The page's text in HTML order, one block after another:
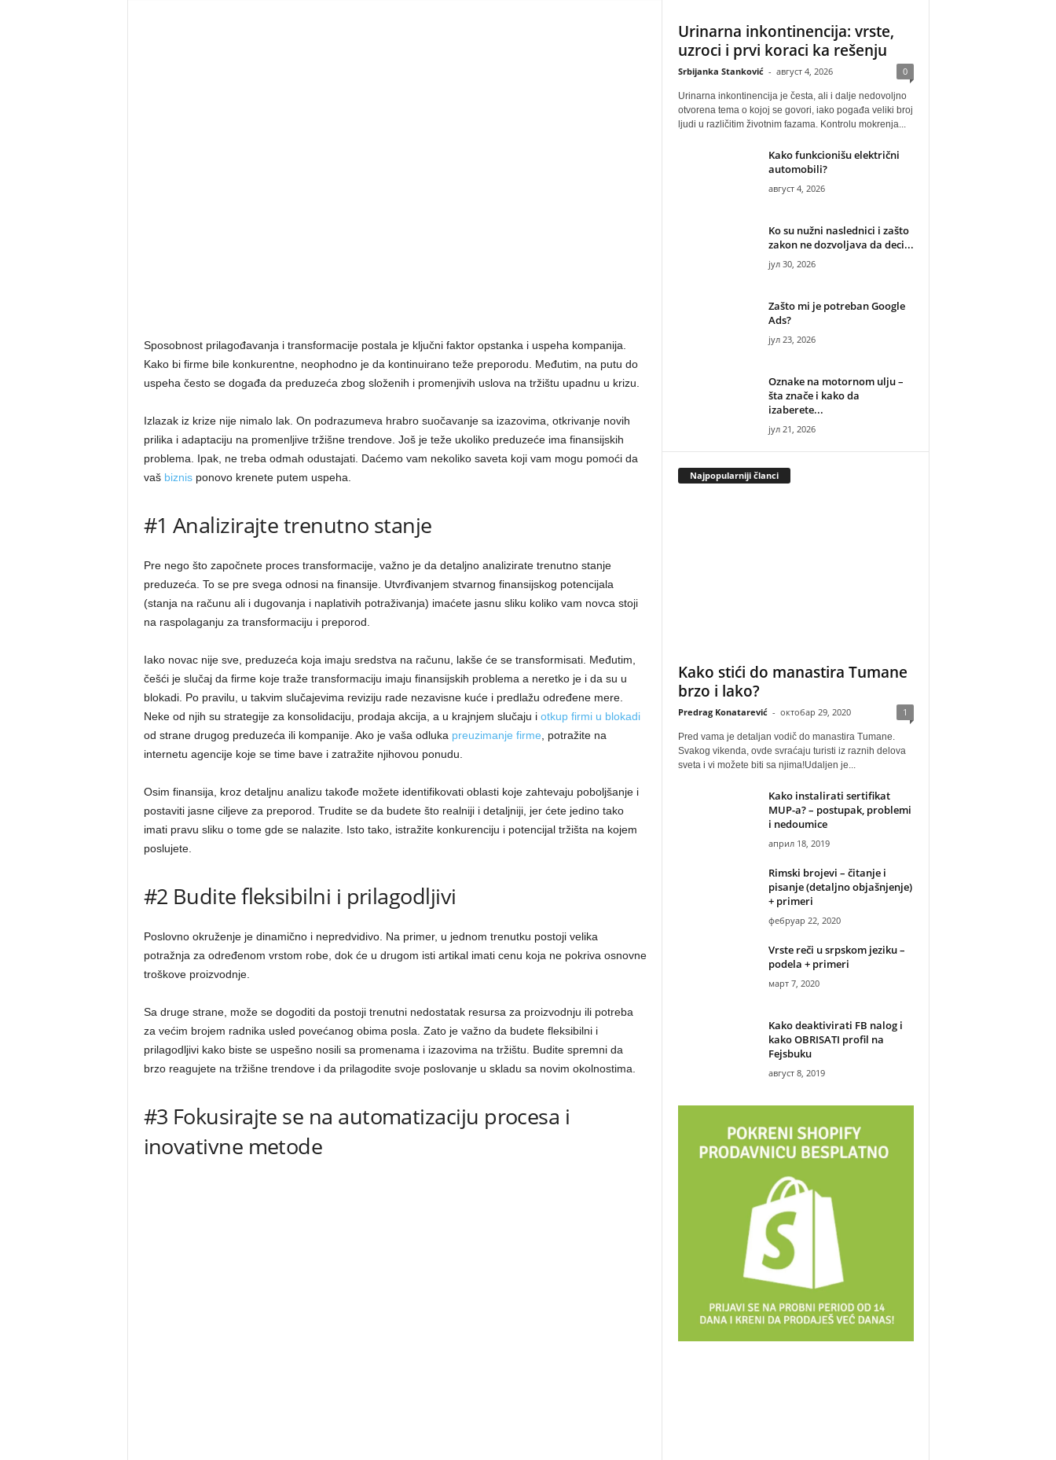
Sposobnost prilagođavanja i transformacije postala je ključni faktor opstanka i uspeha kompanija.
Kako bi firme bile konkurentne, neophodno je da kontinuirano teže preporodu. Međutim, na putu do
uspeha često se događa da preduzeća zbog složenih i promenjivih uslova na tržištu upadnu u krizu.
Izlazak iz krize nije nimalo lak. On podrazumeva hrabro suočavanje sa izazovima, otkrivanje novih
prilika i adaptaciju na promenljive tržišne trendove. Još je teže ukoliko preduzeće ima finansijskih
problema. Ipak, ne treba odmah odustajati. Daćemo vam nekoliko saveta koji vam mogu pomoći da
vaš biznisponovo krenete putem uspeha.
#1 Analizirajte trenutno stanje
Pre nego što započnete proces transformacije, važno je da detaljno analizirate trenutno stanje
preduzeća. To se pre svega odnosi na finansije. Utvrđivanjem stvarnog finansijskog potencijala
(stanja na računu ali i dugovanja i naplativih potraživanja) imaćete jasnu sliku koliko vam novca stoji
na raspolaganju za transformaciju i preporod.
Iako novac nije sve, preduzeća koja imaju sredstva na računu, lakše će se transformisati. Međutim,
češći je slučaj da firme koje traže transformaciju imaju finansijskih problema a neretko je i da su u
blokadi. Po pravilu, u takvim slučajevima reviziju rade nezavisne kuće i predlažu određene mere.
Neke od njih su strategije za konsolidaciju, prodaja akcija, a u krajnjem slučaju i otkup firmi u blokadi
od strane drugog preduzeća ili kompanije. Ako je vaša odluka preuzimanje firme , potražite na
internetu agencije koje se time bave i zatražite njihovou ponudu.
Osim finansija, kroz detaljnu analizu takođe možete identifikovati oblasti koje zahtevaju poboljšanje i
postaviti jasne ciljeve za preporod. Trudite se da budete što realniji i detaljniji, jer ćete jedino tako
imati pravu sliku o tome gde se nalazite. Isto tako, istražite konkurenciju i potencijal tržišta na kojem
poslujete.
#2 Budite fleksibilni i prilagodljivi
Poslovno okruženje je dinamično i nepredvidivo. Na primer, u jednom trenutku postoji velika
potražnja za određenom vrstom robe, dok će u drugom isti artikal imati cenu koja ne pokriva osnovne
troškove proizvodnje.
Sa druge strane, može se dogoditi da postoji trenutni nedostatak resursa za proizvodnju ili potreba
za većim brojem radnika usled povećanog obima posla. Zato je važno da budete fleksibilni i
prilagodljivi kako biste se uspešno nosili sa promenama i izazovima na tržištu. Budite spremni da
brzo reagujete na tržišne trendove i da prilagodite svoje poslovanje u skladu sa novim okolnostima.
#3 Fokusirajte se na automatizaciju procesa i
inovativne metode
Urinarna inkontinencija: vrste,
uzroci i prvi koraci ka rešenju
Srbijanka Stanković - август 4, 2026 0
Urinarna inkontinencija je česta, ali i dalje nedovoljno
otvorena tema o kojoj se govori, iako pogađa veliki broj
ljudi u različitim životnim fazama. Kontrolu mokrenja...
Kako funkcionišu električni
automobili?
август 4, 2026
Ko su nužni naslednici i zašto
zakon ne dozvoljava da deci...
јул 30, 2026
Zašto mi je potreban Google
Ads?
јул 23, 2026
Oznake na motornom ulju –
šta znače i kako da
izaberete...
јул 21, 2026
Najpopularniji članci
Kako stići do manastira Tumane
brzo i lako?
Predrag Konatarević - октобар 29, 2020 1
Pred vama je detaljan vodič do manastira Tumane.
Svakog vikenda, ovde svraćaju turisti iz raznih delova
sveta i vi možete biti sa njima!Udaljen je...
Kako instalirati sertifikat
MUP-a? – postupak, problemi
i nedoumice
април 18, 2019
Rimski brojevi – čitanje i
pisanje (detaljno objašnjenje)
+ primeri
фебруар 22, 2020
Vrste reči u srpskom jeziku –
podela + primeri
март 7, 2020
Kako deaktivirati FB nalog i
kako OBRISATI profil na
Fejsbuku
август 8, 2019